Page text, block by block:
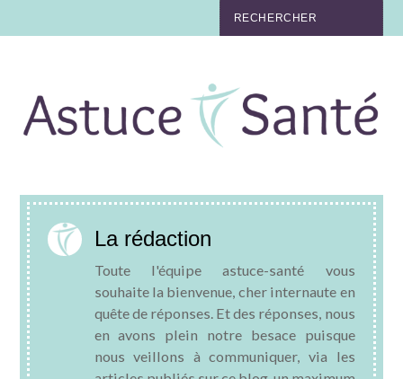
TABAC
MATERNITÉ
NUTRITION
MÉDECINE
MÉDECINE DOUCE
La rédaction
Toute l'équipe astuce-santé vous
souhaite la bienvenue, cher internaute en
quête de réponses. Et des réponses, nous
en avons plein notre besace puisque
nous veillons à communiquer, via les